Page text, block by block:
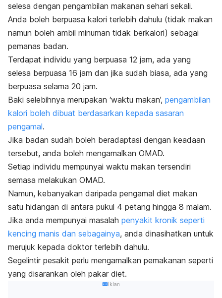
selesa dengan pengambilan makanan sehari sekali.
Anda boleh berpuasa kalori terlebih dahulu (tidak makan
namun boleh ambil minuman tidak berkalori) sebagai
pemanas badan.
Terdapat individu yang berpuasa 12 jam, ada yang
selesa berpuasa 16 jam dan jika sudah biasa, ada yang
berpuasa selama 20 jam.
Baki selebihnya merupakan ‘waktu makan’, pengambilan
kalori boleh dibuat berdasarkan kepada sasaran
pengamal.
Jika badan sudah boleh beradaptasi dengan keadaan
tersebut, anda boleh mengamalkan OMAD.
Setiap individu mempunyai waktu makan tersendiri
semasa melakukan OMAD.
Namun, kebanyakan daripada pengamal diet makan
satu hidangan di antara pukul 4 petang hingga 8 malam.
Jika anda mempunyai masalah penyakit kronik seperti
kencing manis dan sebagainya, anda dinasihatkan untuk
merujuk kepada doktor terlebih dahulu.
Segelintir pesakit perlu mengamalkan pemakanan seperti
yang disarankan oleh pakar diet.
Iklan